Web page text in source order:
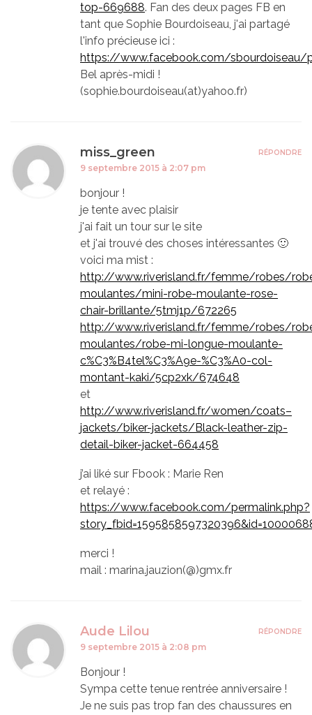
top-669688. Fan des deux pages FB en
tant que Sophie Bourdoiseau, j'ai partagé
l'info précieuse ici :
https://www.facebook.com/sbourdoiseau/
Bel après-midi !
(sophie.bourdoiseau(at)yahoo.fr)
miss_green
9 septembre 2015 à 2:07 pm
bonjour !
je tente avec plaisir
j'ai fait un tour sur le site
et j'ai trouvé des choses intéressantes 🙂
voici ma mist :
http://www.riverisland.fr/femme/robes/
moulantes/mini-robe-moulante-rose-
chair-brillante/5tmj1p/672265
http://www.riverisland.fr/femme/robes/
moulantes/robe-mi-longue-moulante-
c%C3%B4tel%C3%A9e-%C3%A0-col-
montant-kaki/5cp2xk/674648
et
http://www.riverisland.fr/women/coats–
jackets/biker-jackets/Black-leather-zip-
detail-biker-jacket-664458
j’ai liké sur Fbook : Marie Ren
et relayé :
https://www.facebook.com/permalink.php?
merci !
mail : marina.jauzion(@)gmx.fr
RÉPONDRE
Aude Lilou
9 septembre 2015 à 2:08 pm
Bonjour !
Sympa cette tenue rentrée anniversaire !
Je ne suis pas trop fan des chaussures en
RÉPONDRE